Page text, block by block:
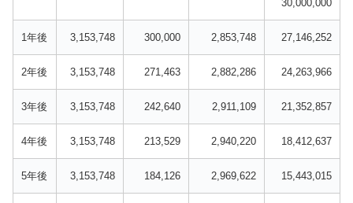
30,000,000
1年後 3,153,748 300,000 2,853,748 27,146,252
2年後 3,153,748 271,463 2,882,286 24,263,966
3年後 3,153,748 242,640 2,911,109 21,352,857
4年後 3,153,748 213,529 2,940,220 18,412,637
5年後 3,153,748 184,126 2,969,622 15,443,015